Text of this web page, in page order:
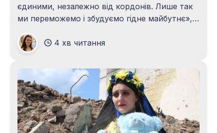
єдиними, незалежно від кордонів. Лише так
ми переможемо і збудуємо гідне майбутнє», –
української громади у Лондоні Валерій
Залужний, посол України у Великій Британії
та колишній головнокомандувач ЗСУ. І ці
слова
4 хв читання